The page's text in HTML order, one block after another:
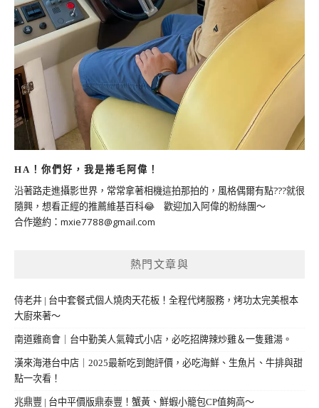
HA！你們好，我是捲毛阿偉！
沿著路走進攝影世界，常常拿著相機這拍那拍的，風格偶爾有點???就很
隨興，想看正經的推薦維基百科😂 歡迎加入阿偉的粉絲團～
合作邀約： mxie7788@gmail.com
熱門文章與
侍老井 | 台中套餐式個人燒肉天花板！全程代烤服務，烤功太完美根本
大廚來著～
南道雞商會｜台中勤美人氣韓式小店，必吃招牌辣炒雞＆一隻雞湯。
漢來海港台中店｜2025最新吃到飽評價，必吃海鮮、生魚片、牛排與甜
點一次看！
兆鼎豐 | 台中平價版鼎泰豐！蟹黃、鮮蝦小籠包CP值夠高～